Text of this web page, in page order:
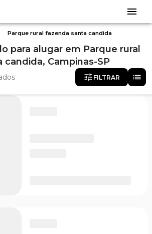
Parque rural fazenda santa candida
para alugar em Parque rural
candida, Campinas-SP
FILTRAR